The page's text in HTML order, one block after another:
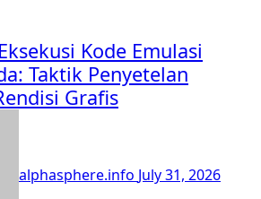
Kode Emulasi
Taktik Penyetelan
Grafis
alphasphere.info July 31, 2026